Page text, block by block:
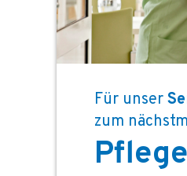
Für unser
zum